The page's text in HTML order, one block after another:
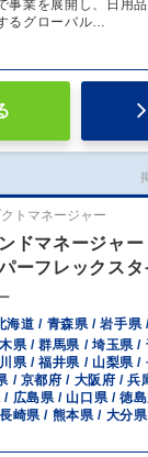
事業を展開し、日用
るグローバル…
トマネージャー
ドマネージャ
ーフレックスタ
海道 / 青森県 / 岩手県
県 / 群馬県 / 埼玉県 /
県 / 福井県 / 山梨県 /
/ 京都府 / 大阪府 / 兵
広島県 / 山口県 / 徳
崎県 / 熊本県 / 大分